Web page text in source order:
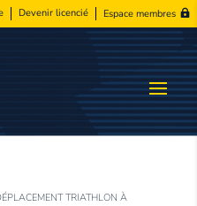
Devenir licencié Espace membres
TRIATHLON À